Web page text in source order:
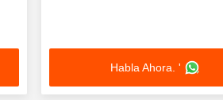
Habla Ahora. '